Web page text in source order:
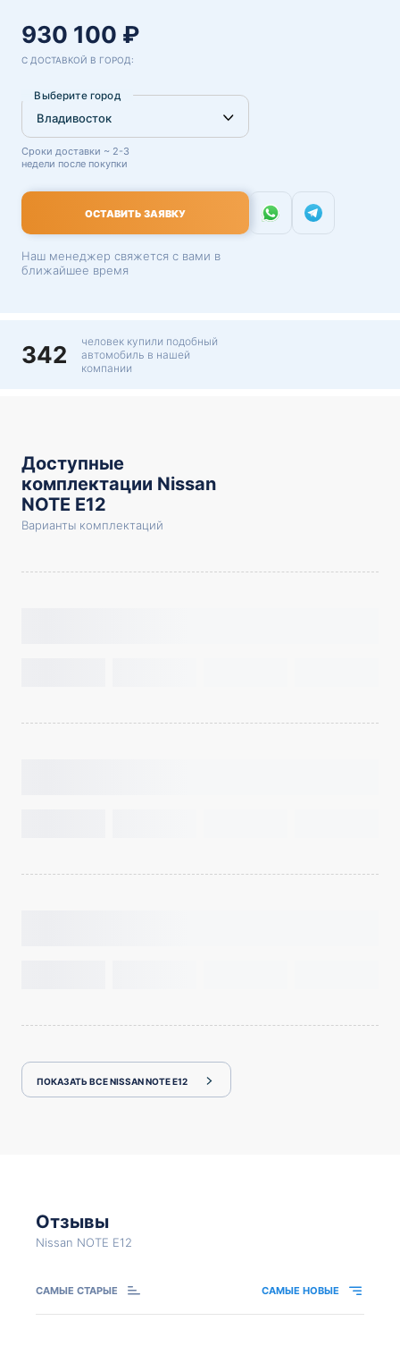
930 100 ₽
С ДОСТАВКОЙ В ГОРОД:
Выберите город
Сроки доставки ~ 2-3
недели после покупки
ОСТАВИТЬ ЗАЯВКУ
Наш менеджер свяжется с вами в
ближайшее время
342
человек купили подобный
автомобиль в нашей
компании
Доступные
комплектации Nissan
NOTE E12
Варианты комплектаций
ПОКАЗАТЬ ВСЕ NISSAN NOTE E12
Отзывы
Nissan NOTE E12
САМЫЕ СТАРЫЕ САМЫЕ НОВЫЕ